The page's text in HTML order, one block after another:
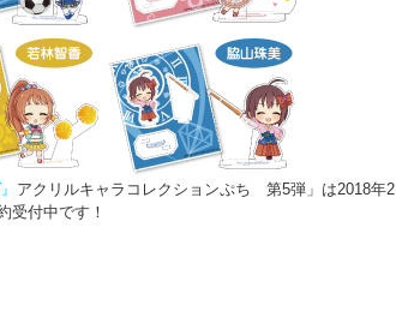
アクリルキャラコレクションぷち 第5弾」は2018年2
受付中です！